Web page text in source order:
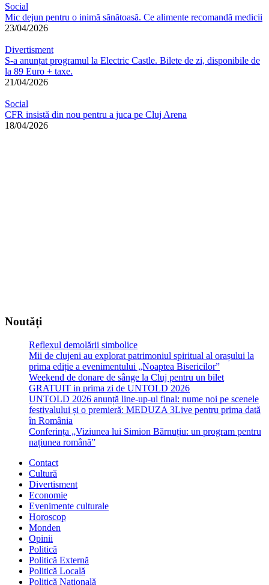
Social
Mic dejun pentru o inimă sănătoasă. Ce alimente recomandă medicii
23/04/2026
Divertisment
S-a anunțat programul la Electric Castle. Bilete de zi, disponibile de
la 89 Euro + taxe.
21/04/2026
Social
CFR insistă din nou pentru a juca pe Cluj Arena
18/04/2026
Noutăți
Reflexul demolării simbolice
Mii de clujeni au explorat patrimoniul spiritual al orașului la
prima ediție a evenimentului „Noaptea Bisericilor”
Weekend de donare de sânge la Cluj pentru un bilet
GRATUIT in prima zi de UNTOLD 2026
UNTOLD 2026 anunță line-up-ul final: nume noi pe scenele
festivalului și o premieră: MEDUZA 3Live pentru prima dată
în România
Conferința „Viziunea lui Simion Bărnuțiu: un program pentru
națiunea română”
Contact
Cultură
Divertisment
Economie
Evenimente culturale
Horoscop
Monden
Opinii
Politică
Politică Externă
Politică Locală
Politică Națională